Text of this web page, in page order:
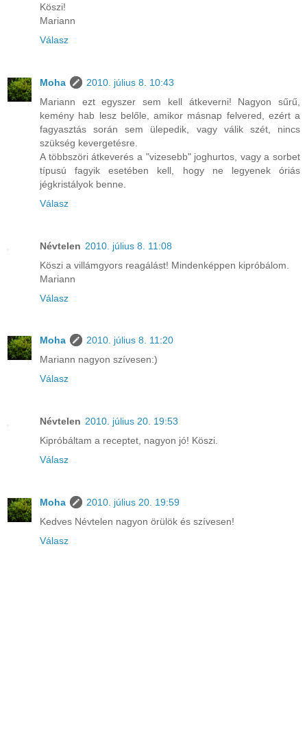
Köszi!
Mariann
Válasz
Moha
2010. július 8. 10:43
Mariann ezt egyszer sem kell átkeverni! Nagyon sűrű,
kemény hab lesz belőle, amikor másnap felvered, ezért a
fagyasztás során sem ülepedik, vagy válik szét, nincs
szükség kevergetésre.
A többszöri átkeverés a "vizesebb" joghurtos, vagy a sorbet
típusú fagyik esetében kell, hogy ne legyenek óriás
jégkristályok benne.
Válasz
Névtelen 2010. július 8. 11:08
Köszi a villámgyors reagálást! Mindenképpen kipróbálom.
Mariann
Válasz
Moha
2010. július 8. 11:20
Mariann nagyon szívesen:)
Válasz
Névtelen 2010. július 20. 19:53
Kipróbáltam a receptet, nagyon jó! Köszi.
Válasz
Moha
2010. július 20. 19:59
Kedves Névtelen nagyon örülök és szívesen!
Válasz